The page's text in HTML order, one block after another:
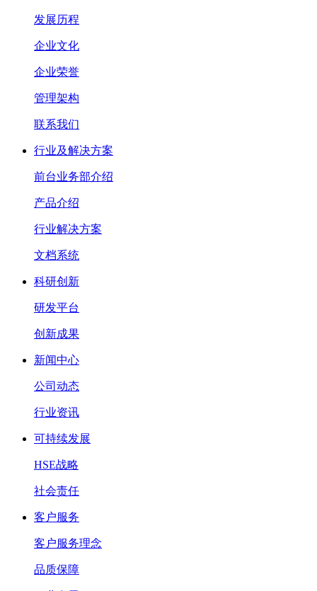
发展历程
企业文化
企业荣誉
管理架构
联系我们
行业及解决方案
前台业务部介绍
产品介绍
行业解决方案
文档系统
科研创新
研发平台
创新成果
新闻中心
公司动态
行业资讯
可持续发展
HSE战略
社会责任
客户服务
客户服务理念
品质保障